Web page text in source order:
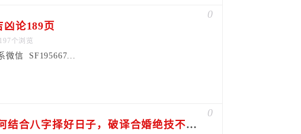
0
论189页
个浏览
微信 SF195667...
0
李晋宇 如何结合八字择好日子，破译合婚绝技不传之秘视频一集